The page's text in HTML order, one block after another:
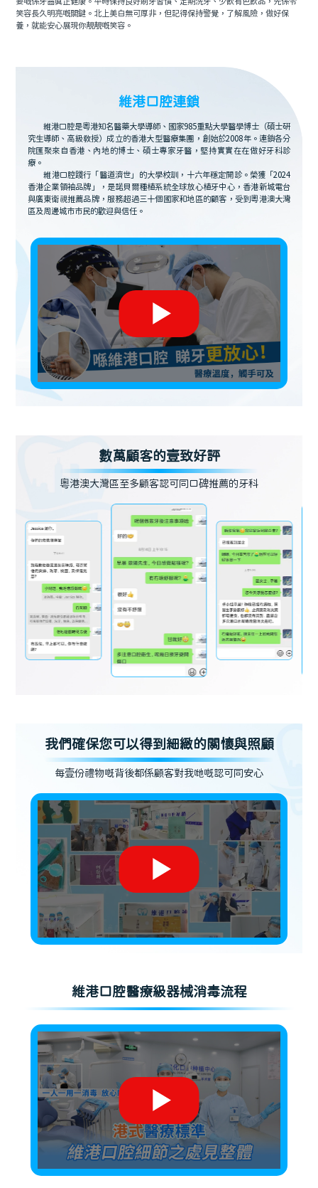
要嘅係牙齒真正健康。平時保持良好刷牙習慣、定期洗牙、少飲有色飲品，先係令
笑容長久明亮嘅關鍵。北上美白無可厚非，但記得保持警覺，了解風險，做好保
養，就能安心展現你靚靚嘅笑容。
維港口腔連鎖
維港口腔是粵港知名醫藥大學導師、國家985重點大學醫學博士（碩士研
究生導師、高級教授）成立的香港大型醫療集團，創始於2008年。連鎖各分
院匯聚來自香港、內地的博士、碩士專家牙醫，堅持實實在在做好牙科診
療。
維港口腔踐行「醫道濟世」的大學校訓，十六年穩定開診。榮獲「2024
香港企業領袖品牌」，是諾貝爾種植系統全球放心植牙中心，香港新城電台
與廣東衛視推薦品牌，服務超過三十個國家和地區的顧客，受到粵港澳大灣
區及周邊城市市民的歡迎與信任。
數萬顧客的壹致好評
粵港澳大灣區至多顧客認可同口碑推薦的牙科
我們確保您可以得到細緻的關懷與照顧
每壹份禮物嘅背後都係顧客對我哋嘅認可同安心
維港口腔醫療級器械消毒流程